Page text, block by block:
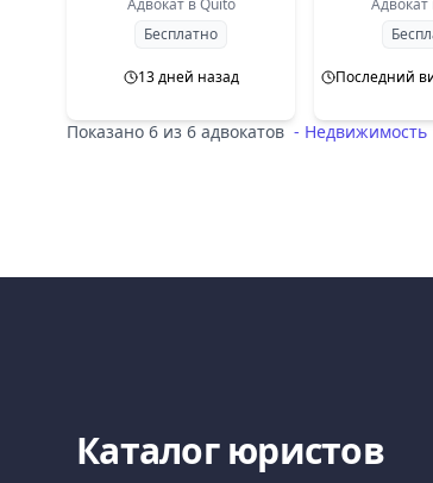
Адвокат в Quito
Бесплатно
13 дней назад
Адвокат
Последний
Показано 6 из 6 адвокатов - Недвижимость
Каталог юристов